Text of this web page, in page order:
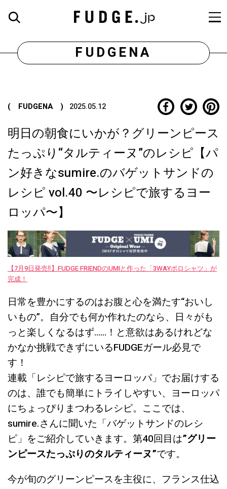
FUDGENA
( FUDGENA ) 2025.05.12
明日の朝食にいかが？グリーンピース
たっぷり“タルティーヌ”のレシピ【パ
ン好きなsumire.のバゲットサンドの
レシピ vol.40 〜レシピで旅するヨー
ロッパ〜】
【7月9日発売‼︎】FUDGE FRIENDのUMIと作った「3WAYポロシャツ」が
完成！
日常を豊かにするのはお腹と心を満たす“おいし
いもの”。自分でも何か作れたのなら、日々がも
っと楽しくなるはず……！と意欲はあるけれどな
かなか挑戦できずにいるFUDGEガール必見で
す！
連載「レシピで旅するヨーロッパ」でお届けする
のは、誰でも簡単にトライしやすい、ヨーロッパ
にちょっぴりまつわるレシピ。ここでは、
sumire.さんに聞いた「バゲットサンドのレシ
ピ」をご紹介していきます。第40回目は”グリー
ンピースたっぷりのタルティーヌ”です。
今が旬のグリーンピースを主役に、フランス仕込